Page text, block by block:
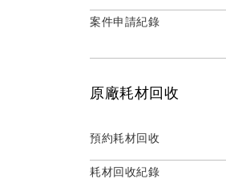
案件申請紀錄
原廠耗材回收
預約耗材回收
耗材回收紀錄